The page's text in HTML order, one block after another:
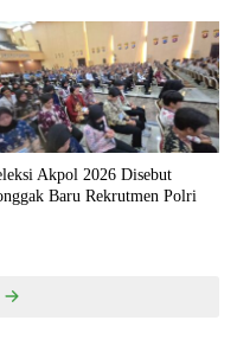
Akpol 2026 Disebut
Baru Rekrutmen Polri